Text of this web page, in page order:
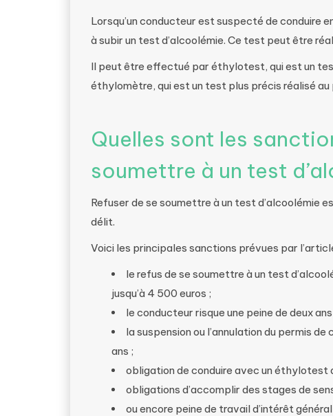
Lorsqu’un conducteur est suspecté de conduire
à subir un test d’alcoolémie. Ce test peut être
Il peut être effectué par éthylotest, qui est un
éthylomètre, qui est un test plus précis réalisé
Quelles sont les
soumettre à un test
Refuser de se soumettre à un test d’alcoolémie
délit.
Voici les principales sanctions prévues par
le refus de se soumettre à un test
jusqu’à 4 500 euros ;
le conducteur risque une peine de deux
la suspension ou l’annulation du permis
ans ;
obligation de conduire avec un éthylotest
obligations d’accomplir des stages de
ou encore peine de travail d’intérêt